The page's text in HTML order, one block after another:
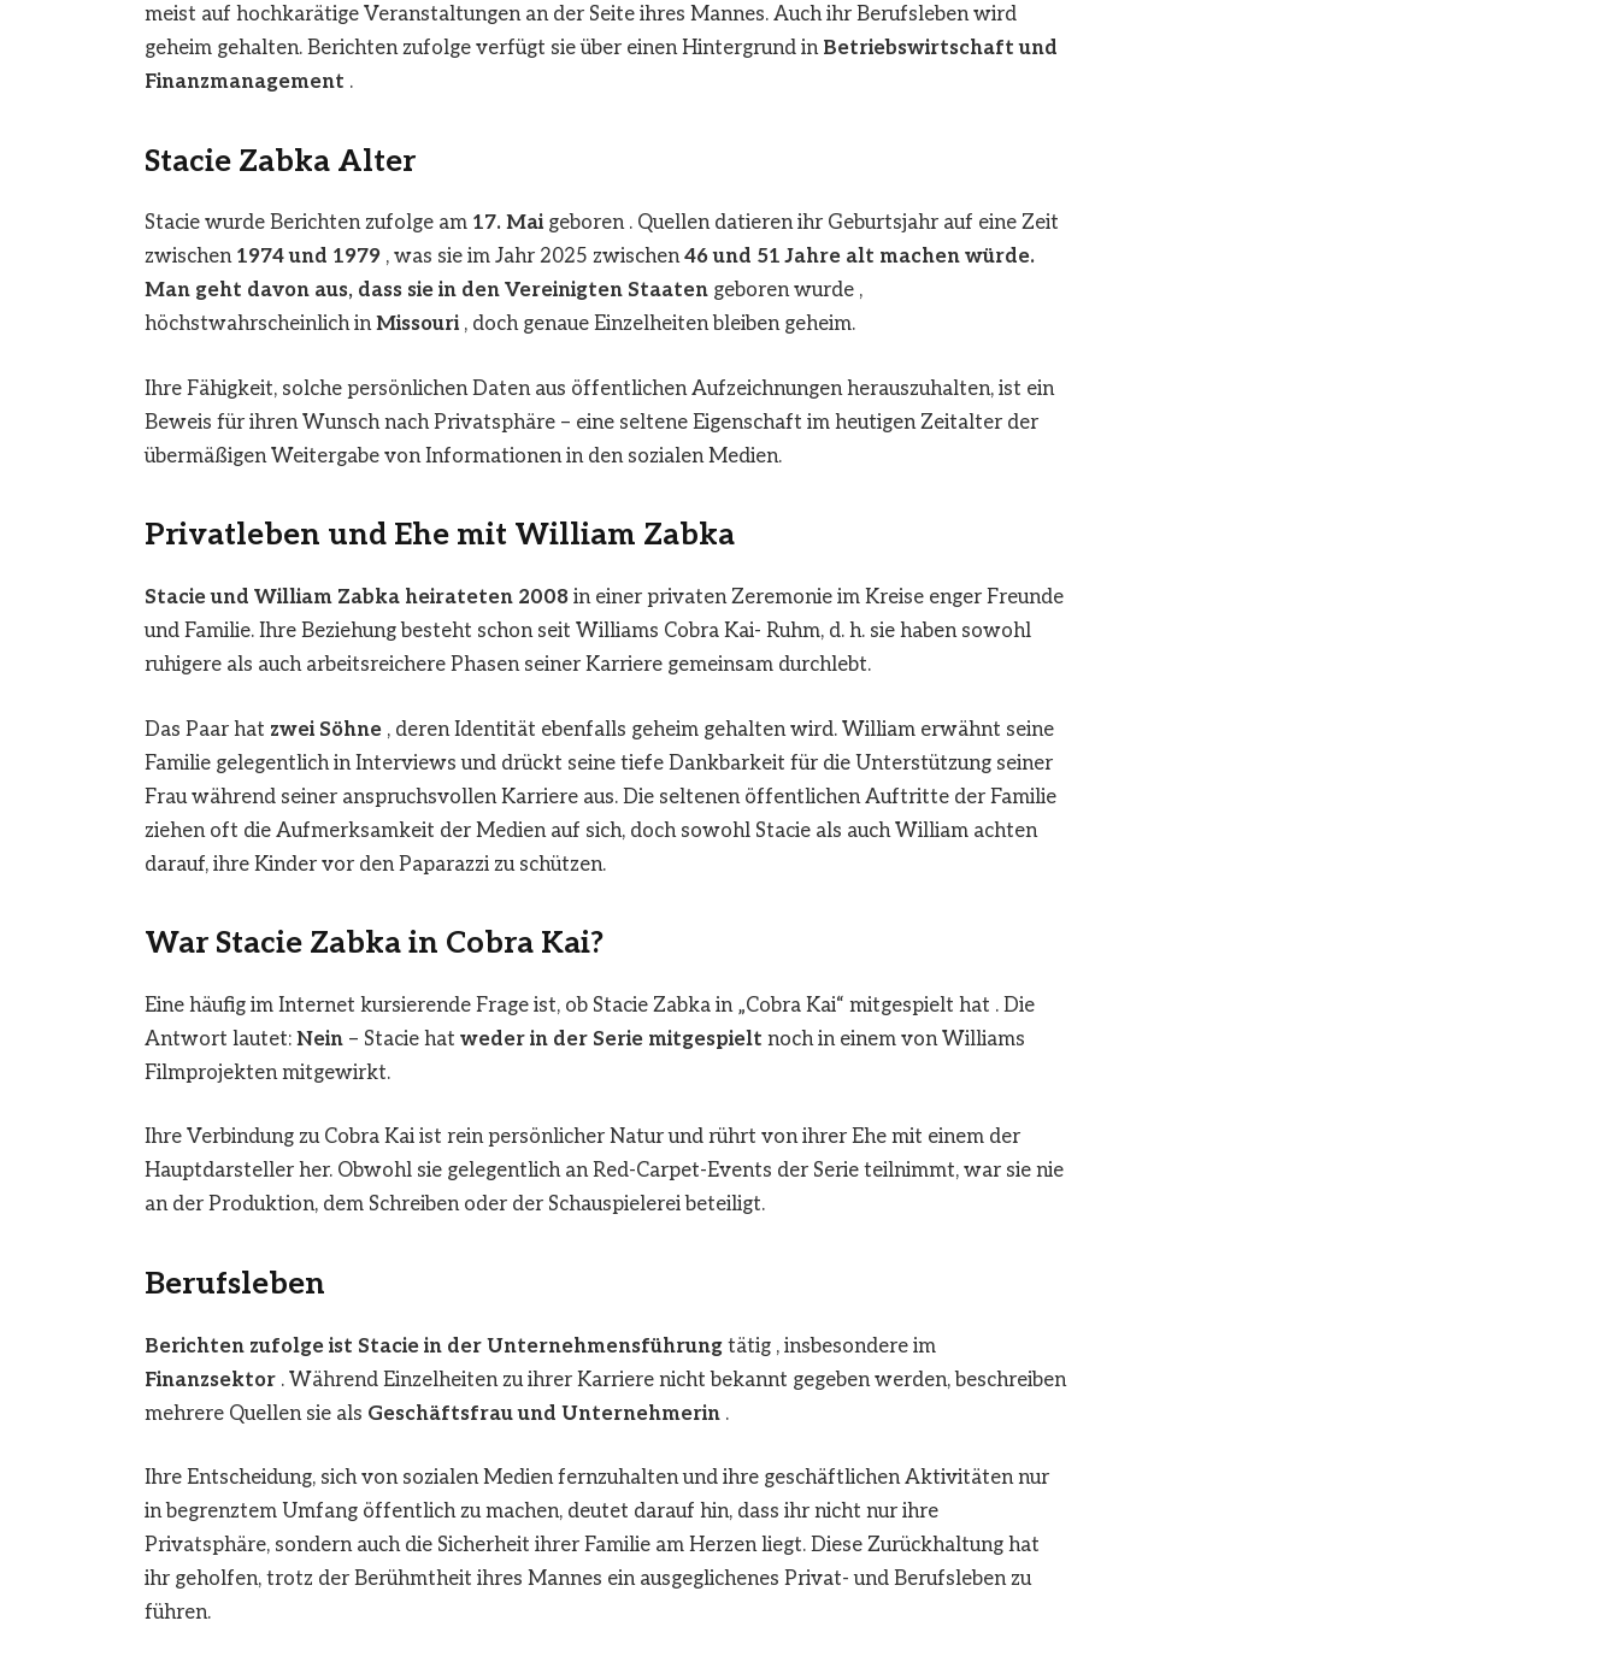
meist auf hochkarätige Veranstaltungen an der Seite ihres Mannes. Auch ihr Berufsleben wird
geheim gehalten. Berichten zufolge verfügt sie über einen Hintergrund in Betriebswirtschaft und
Finanzmanagement .
Stacie Zabka Alter
Stacie wurde Berichten zufolge am 17. Maigeboren . Quellen datieren ihr Geburtsjahr auf eine Zeit
zwischen 1974 und 1979, was sie im Jahr 2025 zwischen46 und 51 Jahre alt machen würde.
Man geht davon aus, dass sie in den Vereinigten Staatengeboren wurde ,
höchstwahrscheinlich inMissouri, doch genaue Einzelheiten bleiben geheim.
Ihre Fähigkeit, solche persönlichen Daten aus öffentlichen Aufzeichnungen herauszuhalten, ist ein
Beweis für ihren Wunsch nach Privatsphäre – eine seltene Eigenschaft im heutigen Zeitalter der
übermäßigen Weitergabe von Informationen in den sozialen Medien.
Privatleben und Ehe mit William Zabka
Stacie und William Zabka heirateten 2008in einer privaten Zeremonie im Kreise enger Freunde
und Familie. Ihre Beziehung besteht schon seit Williams Cobra Kai- Ruhm, d. h. sie haben sowohl
ruhigere als auch arbeitsreichere Phasen seiner Karriere gemeinsam durchlebt.
Das Paar hat zwei Söhne, deren Identität ebenfalls geheim gehalten wird. William erwähnt seine
Familie gelegentlich in Interviews und drückt seine tiefe Dankbarkeit für die Unterstützung seiner
Frau während seiner anspruchsvollen Karriere aus. Die seltenen öffentlichen Auftritte der Familie
ziehen oft die Aufmerksamkeit der Medien auf sich, doch sowohl Stacie als auch William achten
darauf, ihre Kinder vor den Paparazzi zu schützen.
War Stacie Zabka in Cobra Kai?
Eine häufig im Internet kursierende Frage ist, ob Stacie Zabka in „Cobra Kai“ mitgespielt hat . Die
Antwort lautet: Nein– Stacie hat weder in der Serie mitgespielt noch in einem von Williams
Filmprojekten mitgewirkt.
Ihre Verbindung zu Cobra Kai ist rein persönlicher Natur und rührt von ihrer Ehe mit einem der
Hauptdarsteller her. Obwohl sie gelegentlich an Red-Carpet-Events der Serie teilnimmt, war sie nie
an der Produktion, dem Schreiben oder der Schauspielerei beteiligt.
Berufsleben
Berichten zufolge ist Stacie in der Unternehmensführungtätig , insbesondere im
Finanzsektor. Während Einzelheiten zu ihrer Karriere nicht bekannt gegeben werden, beschreiben
mehrere Quellen sie als Geschäftsfrau und Unternehmerin.
Ihre Entscheidung, sich von sozialen Medien fernzuhalten und ihre geschäftlichen Aktivitäten nur
in begrenztem Umfang öffentlich zu machen, deutet darauf hin, dass ihr nicht nur ihre
Privatsphäre, sondern auch die Sicherheit ihrer Familie am Herzen liegt. Diese Zurückhaltung hat
ihr geholfen, trotz der Berühmtheit ihres Mannes ein ausgeglichenes Privat- und Berufsleben zu
führen.